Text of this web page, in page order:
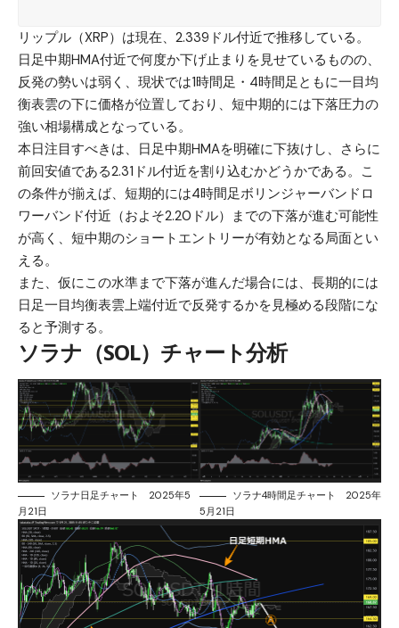
リップル（XRP） は現在、2.339ドル付近で推移している。
日足中期HMA付近で何度か下げ止まりを見せているものの、
反発の勢いは弱く、現状では1時間足・4時間足ともに一目均
衡表雲の下に価格が位置しており、短中期的には下落圧力の
強い相場構成となっている。
本日注目すべきは、日足中期HMAを明確に下抜けし、さらに
前回安値である2.31ドル付近を割り込むかどうかである。こ
の条件が揃えば、短期的には4時間足ボリンジャーバンドロ
ワーバンド付近（およそ2.20ドル）までの下落が進む可能性
が高く、短中期のショートエントリーが有効となる局面とい
える。
また、仮にこの水準まで下落が進んだ場合には、長期的には
日足一目均衡表雲上端付近で反発するかを見極める段階にな
ると予測する。
ソラナ（SOL）チャート分析
ソラナ日足チャート 2025年5
月21日
ソラナ4時間足チャート 2025年
5月21日